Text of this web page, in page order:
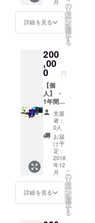
い歯の
情報を
お届け
にて無
料配布
なたの
歯医者
選びに
絶対は
ずせな
の
チェッ
クポイ
ント」
(1万円
相当）
代表歯
科医師
Dr.生澤
によ
る、世
界レベ
ルの
知って
おきた
い歯の
情報を
お届け
する
Line@
最高峰
の歯の
安心の
ための
会員制
ス 《世
界レベ
ルの歯
医者と
繋がっ
て、あ
なたの
歯を守
る！》
プレミ
アム・
デンタ
ルサ
ポー
ト・ク
ラブ」
入会金
無料 ・
「５日
間の口
詳細を見る
の
リ
タ
ー
ン
を
選
択
す
る
200
,00
0 円
【個
人】 ・
1年間有
効「ベ
イシッ
クフロ
ス フ
リーパ
ス」 ・
「日本
初！最
高峰の
歯の安
心のた
めの会
員制
支援
者：
0人
お届
け予
定：
2018
年12
月
詳細を見る
こ
の
リ
タ
ー
ン
を
選
択
す
る